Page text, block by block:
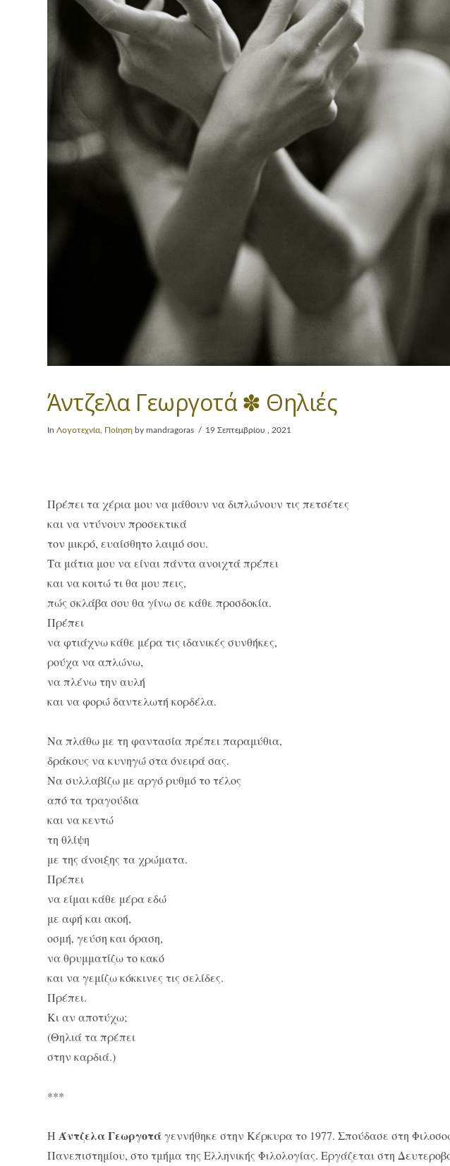
Άντζελα Γεωργοτά ✽ Θηλιές
InΛογοτεχνία Ποίηση by mandragoras 19 Σεπτεμβρίου , 2021
Πρέπει τα χέρια μου να μάθουν να διπλώνουν τις πετσέτες
και να ντύνουν προσεκτικά
τον μικρό, ευαίσθητο λαιμό σου.
Τα μάτια μου να είναι πάντα ανοιχτά πρέπει
και να κοιτώ τι θα μου πεις,
πώς σκλάβα σου θα γίνω σε κάθε προσδοκία.
Πρέπει
να φτιάχνω κάθε μέρα τις ιδανικές συνθήκες,
ρούχα να απλώνω,
να πλένω την αυλή
και να φορώ δαντελωτή κορδέλα.
Να πλάθω με τη φαντασία πρέπει παραμύθια,
δράκους να κυνηγώ στα όνειρά σας.
Να συλλαβίζω με αργό ρυθμό το τέλος
από τα τραγούδια
και να κεντώ
τη θλίψη
με της άνοιξης τα χρώματα.
Πρέπει
να είμαι κάθε μέρα εδώ
με αφή και ακοή,
οσμή, γεύση και όραση,
να θρυμματίζω το κακό
και να γεμίζω κόκκινες τις σελίδες.
Πρέπει.
Κι αν αποτύχω;
(Θηλιά τα πρέπει
στην καρδιά.)
***
ΗΆντζελα Γεωργοτάγεννήθηκε στην Κέρκυρα το 1977. Σπούδασε στη
Πανεπιστημίου, στο τμήμα της Ελληνικής Φιλολογίας. Εργάζεται στη